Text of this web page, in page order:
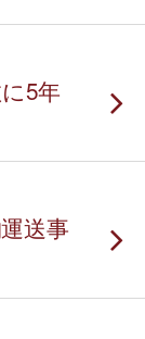
5年
送事